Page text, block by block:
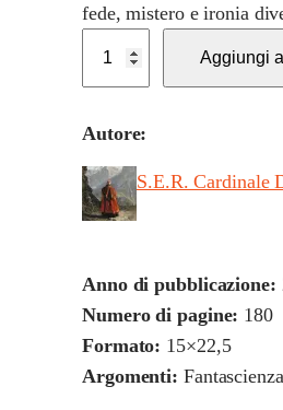
fede, mistero e ironia
e
s
t
a
i
C
a
t
Aggiungi
Autore:
S.E.R. Cardinale
Anno di pubblicazione:
Numero di pagine: 180
Formato: 15×22,5
Argomenti: Fantascienza